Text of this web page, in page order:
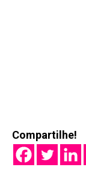
Compartilhe!